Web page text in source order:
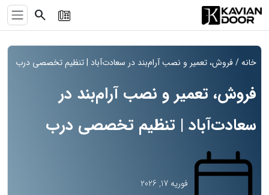
search
خانه/ فروش، تعمیر و نصب آرام‌بند در سعادت‌آباد | تنظیم تخصصی درب
فروش، تعمیر و نصب آرام‌بند در
سعادت‌آباد | تنظیم تخصصی درب
فوریه 17, 2026